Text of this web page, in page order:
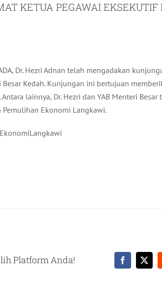
KETUA PEGAWAI
Dr. Hezri Adnan telah mengadakan
Besar Kedah. Kunjungan ini bertujuan
Antara lainnya, Dr. Hezri dan YAB Menteri
Ekonomi Langkawi.
Platform Anda! Facebook
X